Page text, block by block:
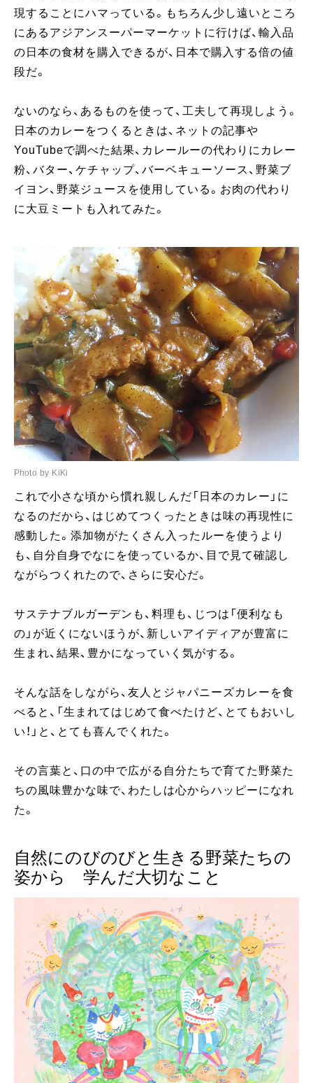
現することにハマっている。もちろん少し遠いところ
にあるアジアンスーパーマーケットに行けば、輸入品
の日本の食材を購入できるが、日本で購入する倍の値
段だ。
ないのなら、あるものを使って、工夫して再現しよう。
日本のカレーをつくるときは、ネットの記事や
YouTubeで調べた結果、カレールーの代わりにカレー
粉、バター、ケチャップ、バーベキューソース、野菜ブ
イヨン、野菜ジュースを使用している。お肉の代わり
に大豆ミートも入れてみた。
Photo by KiKi
これで小さな頃から慣れ親しんだ「日本のカレー」に
なるのだから、はじめてつくったときは味の再現性に
感動した。添加物がたくさん入ったルーを使うより
も、自分自身でなにを使っているか、目で見て確認し
ながらつくれたので、さらに安心だ。
サステナブルガーデンも、料理も、じつは「便利なも
の」が近くにないほうが、新しいアイディアが豊富に
生まれ、結果、豊かになっていく気がする。
そんな話をしながら、友人とジャパニーズカレーを食
べると、「生まれてはじめて食べたけど、とてもおいし
い！」と、とても喜んでくれた。
その言葉と、口の中で広がる自分たちで育てた野菜た
ちの風味豊かな味で、わたしは心からハッピーになれ
た。
自然にのびのびと生きる野菜たちの
姿から 学んだ大切なこと